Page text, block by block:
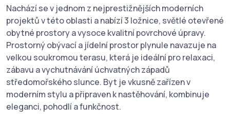
Nachází se v jednom z nejprestižnějších moderních
projektů v této oblasti a nabízí 3 ložnice, světlé otevřené
obytné prostory a vysoce kvalitní povrchové úpravy.
Prostorný obývací a jídelní prostor plynule navazuje na
velkou soukromou terasu, která je ideální pro relaxaci,
zábavu a vychutnávání úchvatných západů
středomořského slunce. Byt je vkusně zařízen v
moderním stylu a připraven k nastěhování, kombinuje
eleganci, pohodlí a funkčnost.